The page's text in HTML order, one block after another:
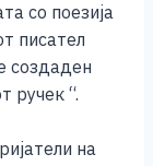
со поезија
писател
создаден
ручек “.
на